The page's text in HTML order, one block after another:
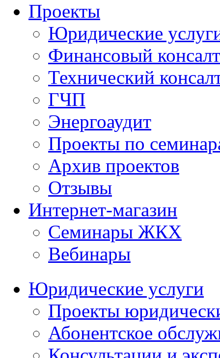
Проекты
Юридические
Финансовый
Технический
ГЧП
Энергоаудит
Проекты по
Архив проектов
Отзывы
Интернет-магазин
Семинары ЖКХ
Вебинары
Юридические услуги
Проекты
Абонентское